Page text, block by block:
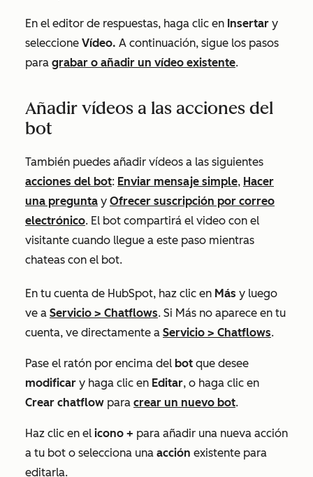
En el editor de respuestas, haga clic en Insertar y
seleccione Vídeo. A continuación, sigue los pasos
para grabar o añadir un vídeo existente.
Añadir vídeos a las acciones del
bot
También puedes añadir vídeos a las siguientes
acciones del bot: Enviar mensaje simple, Hacer
una pregunta y Ofrecer suscripción por correo
electrónico. El bot compartirá el video con el
visitante cuando llegue a este paso mientras
chateas con el bot.
En tu cuenta de HubSpot, haz clic en Más y luego
ve a Servicio > Chatflows. Si Más no aparece en tu
cuenta, ve directamente a Servicio > Chatflows.
Pase el ratón por encima del bot que desee
modificar y haga clic en Editar, o haga clic en
Crear chatflow para crear un nuevo bot.
Haz clic en el icono + para añadir una nueva acción
a tu bot o selecciona una acción existente para
editarla.